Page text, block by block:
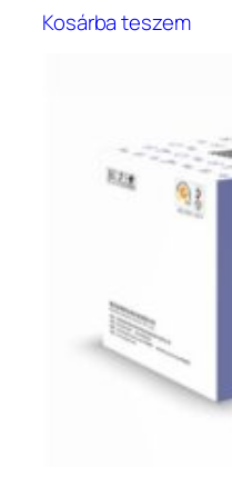
Kosárba teszem